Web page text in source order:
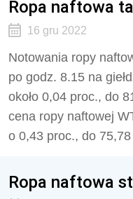
Ropa naftowa
16 gru 2022
Notowania ropy
po godz. 8.15 na
około 0,04 proc., do
cena ropy naftowej
o 0,43 proc., do 75,78
Ropa naftowa